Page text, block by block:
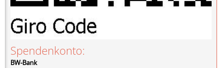
Spendenkonto:
BW-Bank